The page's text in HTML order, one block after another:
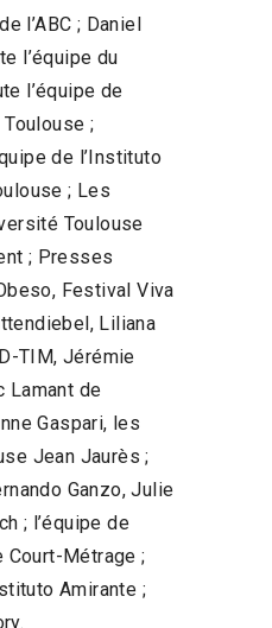
l’ABC ; Daniel
l’équipe du
l’équipe de
Toulouse ;
de l’Instituto
; Les
Toulouse
; Presses
Festival Viva
Liliana
TIM, Jérémie
Lamant de
Gaspari, les
Jean Jaurès ;
Ganzo, Julie
; l’équipe de
Court-Métrage ;
Amirante ;